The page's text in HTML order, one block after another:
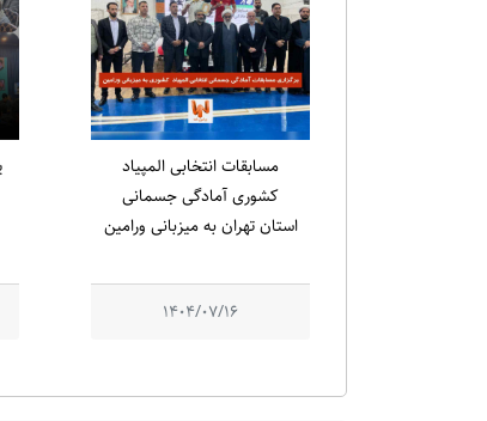
مسابقات انتخابی المپیاد
کشوری آمادگی جسمانی
استان تهران به میزبانی ورامین
1404/07/16